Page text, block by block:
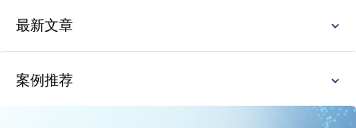
最新文章
案例推荐